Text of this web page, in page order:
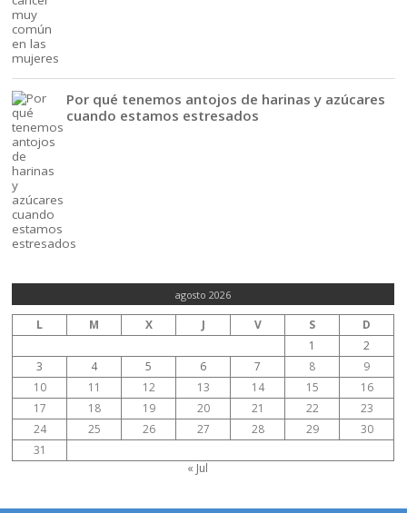
Por qué tenemos antojos de harinas y azúcares
cuando estamos estresados
agosto 2026
L M X J V S
D
1
2
3
4 5 6 7 8
9
10
11 12 13 14 15
16
17
18 19 20 21 22
23
24
25 26 27 28 29
30
31
« Jul